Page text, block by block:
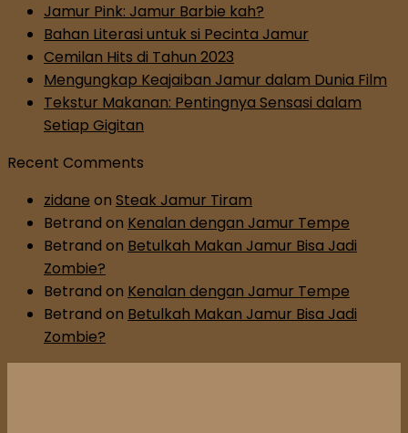
Jamur Pink: Jamur Barbie kah?
Bahan Literasi untuk si Pecinta Jamur
Cemilan Hits di Tahun 2023
Mengungkap Keajaiban Jamur dalam Dunia Film
Tekstur Makanan: Pentingnya Sensasi dalam
Setiap Gigitan
Recent Comments
zidane on Steak Jamur Tiram
Betrand on Kenalan dengan Jamur Tempe
Betrand on Betulkah Makan Jamur Bisa Jadi
Zombie?
Betrand on Kenalan dengan Jamur Tempe
Betrand on Betulkah Makan Jamur Bisa Jadi
Zombie?